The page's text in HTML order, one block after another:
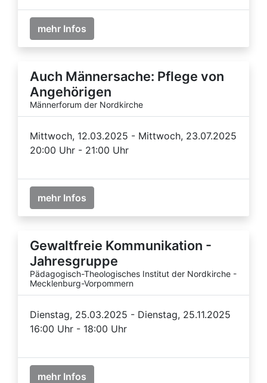
mehr Infos
Auch Männersache: Pflege von
Angehörigen
Männerforum der Nordkirche
Mittwoch, 12.03.2025 - Mittwoch, 23.07.2025
20:00 Uhr - 21:00 Uhr
mehr Infos
Gewaltfreie Kommunikation -
Jahresgruppe
Pädagogisch-Theologisches Institut der Nordkirche -
Mecklenburg-Vorpommern
Dienstag, 25.03.2025 - Dienstag, 25.11.2025
16:00 Uhr - 18:00 Uhr
mehr Infos